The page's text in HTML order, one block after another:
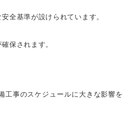
全基準が設けられています。
保されます。
工事のスケジュールに大きな影響を